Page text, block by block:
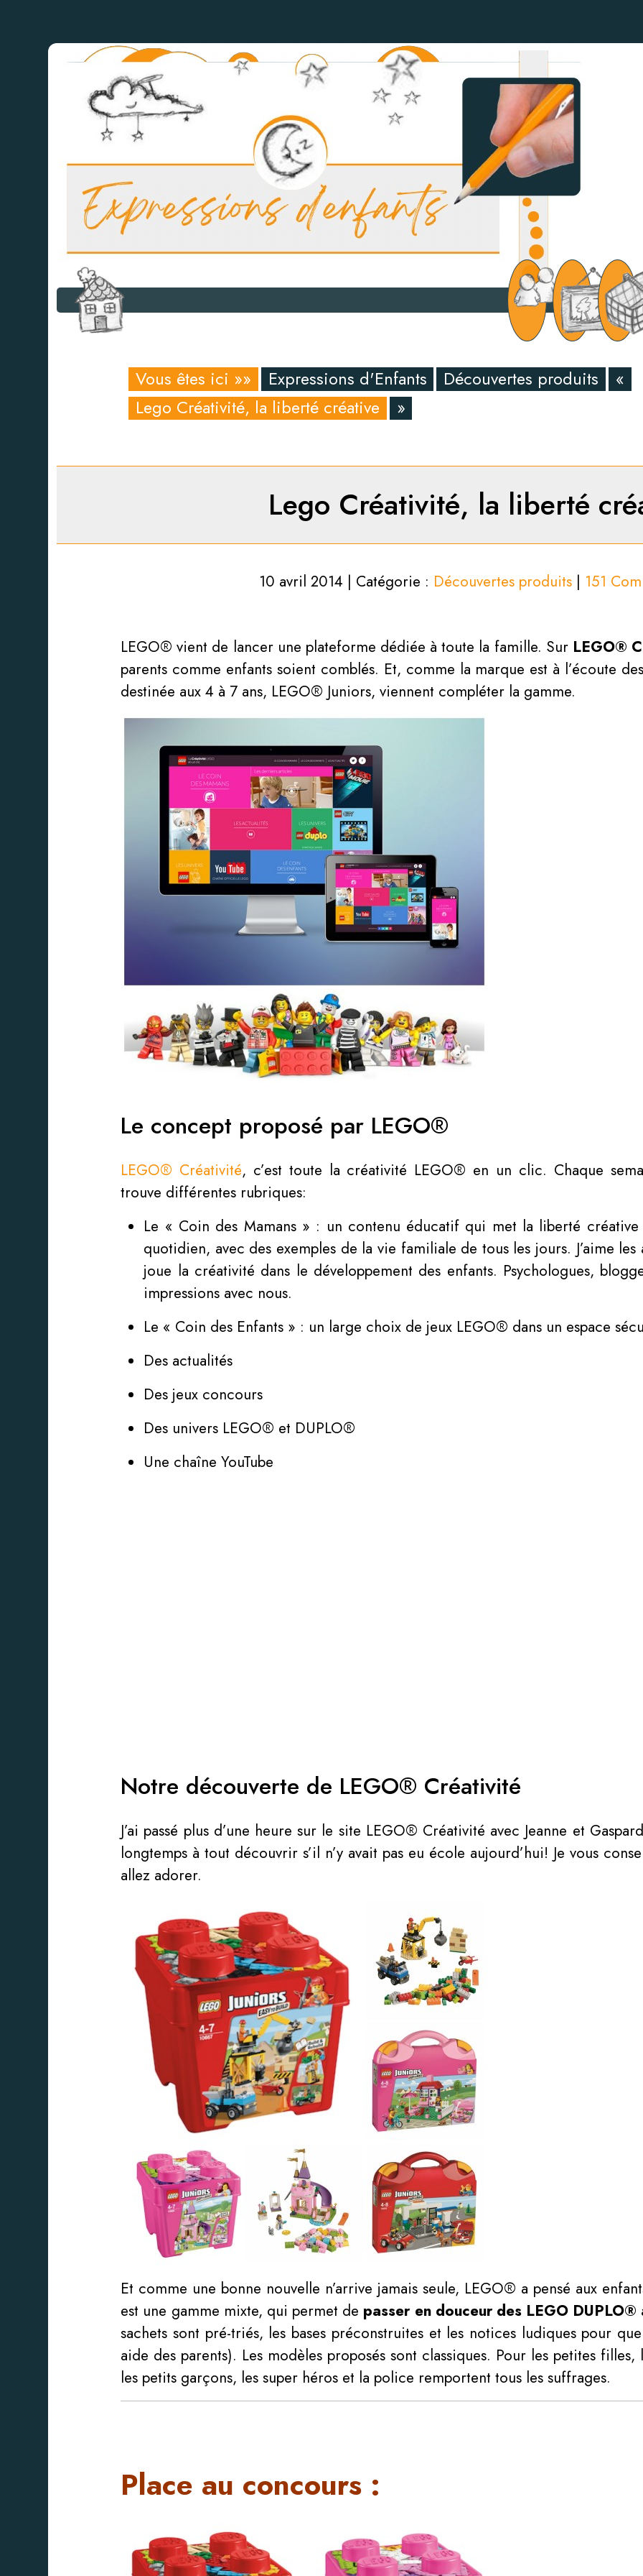
Vous êtes ici »» Expressions d'Enfants Découvertes produits
«
Lego Créativité, la liberté créative
»
Lego Créativité, la liberté
10 avril 2014 | Catégorie : Découvertes produits | 151
LEGO® vient de lancer une plateforme dédiée à toute la famille. Sur LEGO®
parents comme enfants soient comblés. Et, comme la marque est à l’écoute
destinée aux 4 à 7 ans, LEGO® Juniors, viennent compléter la gamme.
Le concept proposé par LEGO®
LEGO® Créativité, c’est toute la créativité LEGO® en un clic. Chaque
trouve différentes rubriques:
Le « Coin des Mamans » : un contenu éducatif qui met la liberté
quotidien, avec des exemples de la vie familiale de tous les jours. J’aime
joue la créativité dans le développement des enfants. Psychologues,
impressions avec nous.
Le « Coin des Enfants » : un large choix de jeux LEGO® dans un espace
Des actualités
Des jeux concours
Des univers LEGO® et DUPLO®
Une chaîne YouTube
Notre découverte de LEGO® Créativité
J’ai passé plus d’une heure sur le site LEGO® Créativité avec Jeanne et
longtemps à tout découvrir s’il n’y avait pas eu école aujourd’hui! Je vous
allez adorer.
Et comme une bonne nouvelle n’arrive jamais seule, LEGO® a pensé aux
est une gamme mixte, qui permet de passer en douceur des LEGO
sachets sont pré-triés, les bases préconstruites et les notices ludiques pour
aide des parents). Les modèles proposés sont classiques. Pour les petites
les petits garçons, les super héros et la police remportent tous les suffrages.
Place au concours :